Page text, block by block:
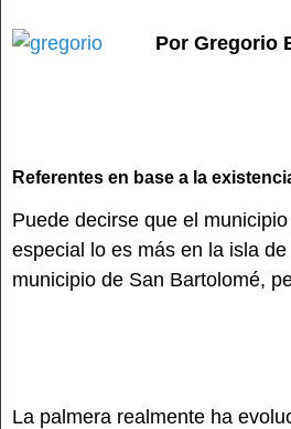
Por Gregorio
Referentes en base a la
Puede decirse que el
especial lo es más en la isla
municipio de San Bartolomé,
La palmera realmente ha